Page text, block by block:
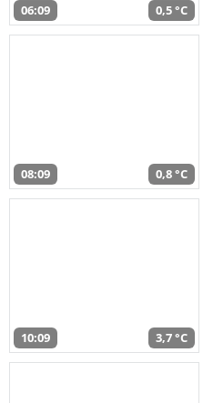
06:09 0,5 °C
08:09 0,8 °C
10:09 3,7 °C